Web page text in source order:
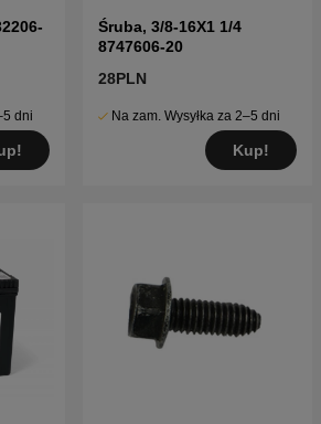
dni
Śruba, 3/8-16X1 1/4
8747606-20
28PLN
Na zam. Wysyłka za 2–5 dni
Kup!